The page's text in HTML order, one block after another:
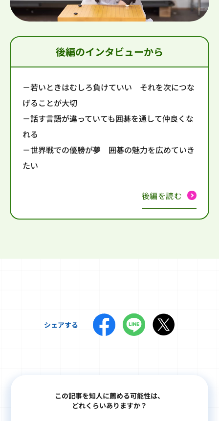
後編のインタビューから
－若いときはむしろ負けていい それを次につな
げることが大切
－話す言語が違っていても囲碁を通して仲良くな
れる
－世界戦での優勝が夢 囲碁の魅力を広めていき
たい
後編を読む
シェアする
この記事を知人に薦める可能性は、
どれくらいありますか？